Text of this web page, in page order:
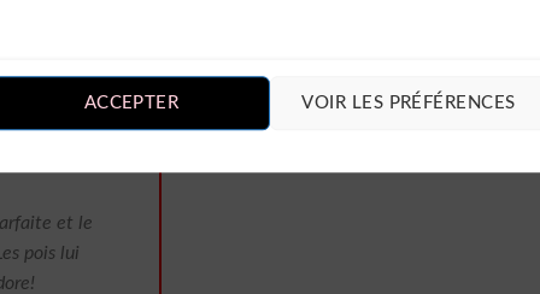
ACCEPTER VOIR LES PRÉFÉRENCES
et le
pois lui